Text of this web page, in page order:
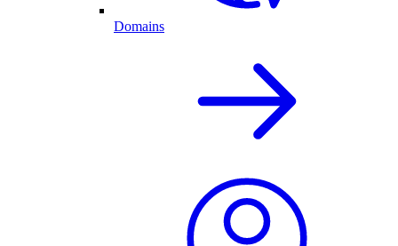
Domains